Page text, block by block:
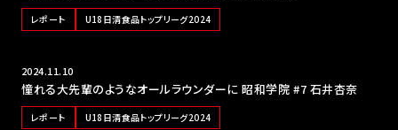
レポート U18日清食品トップリーグ2024
2024.11.10
憧れる大先輩のようなオールラウンダーに 昭和学院 #7 石井杏奈
レポート U18日清食品トップリーグ2024